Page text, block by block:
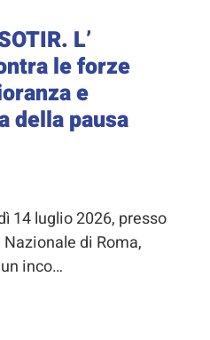
L’
le forze
e
della pausa
14 luglio 2026, presso
di Roma,
inco…